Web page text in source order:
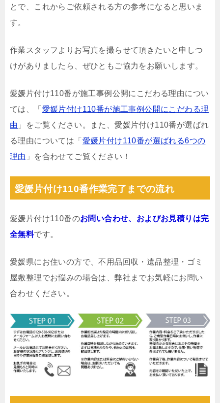
とで、これからご依頼される方の参考になると思いま
す。
作業スタッフよりお写真を撮らせて頂きたいと申しつ
けがありましたら、ぜひともご協力をお願いします。
愛媛片付け110番が施工事例公開にこだわる理由につい
ては、「 愛媛片付け110番が施工事例公開にこだわる理
由 」をご覧ください。また、愛媛片付け110番が選ばれ
る理由については「 愛媛片付け110番が選ばれる6つの
理由 」を合わせてご覧ください！
愛媛片付け110番作業完了までの流れ
愛媛片付け110番のお問い合わせ、およびお見積りは完
全無料です。
愛媛県にお住いの方で、不用品回収・遺品整理・ゴミ
屋敷整理でお悩みの場合は、弊社までお気軽にお問い
合わせください。